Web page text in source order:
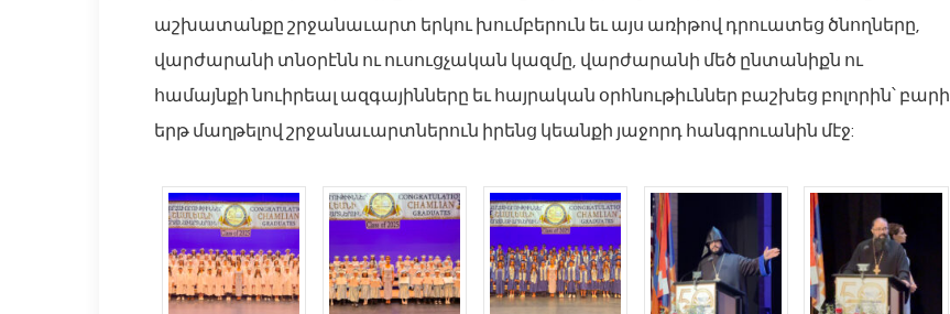
աշխատանքը շրջանաւարտ երկու խումբերուն եւ այս առիթով դրուատեց ծնողները,
վարժարանի տնօրէնն ու ուսուցչական կազմը, վարժարանի մեծ ընտանիքն ու
համայնքի նուիրեալ ազգայինները եւ հայրական օրհնութիւններ բաշխեց բոլորին՝ բարի
երթ մաղթելով շրջանաւարտներուն իրենց կեանքի յաջորդ հանգրուանին մէջ: